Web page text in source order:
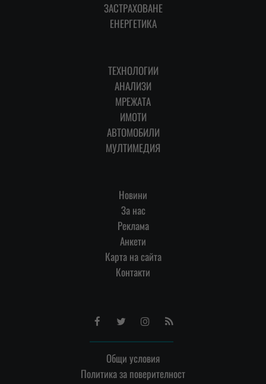
ЗАСТРАХОВАНЕ
ЕНЕРГЕТИКА
ТЕХНОЛОГИИ
АНАЛИЗИ
МРЕЖАТА
ИМОТИ
АВТОМОБИЛИ
МУЛТИМЕДИЯ
Новини
За нас
Реклама
Анкети
Карта на сайта
Контакти
FacebookTwitterInstagram
RSS
Общи условия
Политика за поверителност